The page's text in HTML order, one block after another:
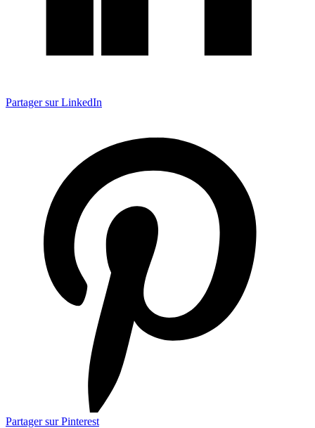
Partager sur LinkedIn
Partager sur Pinterest